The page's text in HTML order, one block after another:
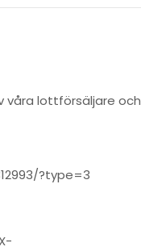
våra lottförsäljare och
?type=3